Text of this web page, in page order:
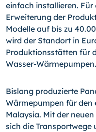
einfach installieren.
Erweiterung der
Modelle auf bis zu
wird der Standort in
Produktionsstätten für
Wasser-Wärmepumpen.
Bislang produzierte
Wärmepumpen für den
Malaysia. Mit der
sich die Transportwege